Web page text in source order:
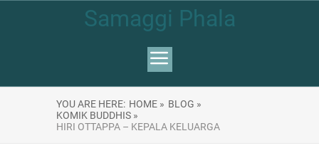
Samaggi Phala
YOU ARE HERE: HOME » BLOG »
KOMIK BUDDHIS »
HIRI OTTAPPA – KEPALA KELUARGA